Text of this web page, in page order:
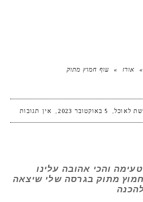
» אורז » עוף חמוץ מתוק
לאוכל 5 באוקטובר 2023 אין תגובות
והכי אהובה עלינו
מתוק בגרסה שלי שיצאה